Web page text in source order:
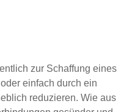
zur Schaffung eines
einfach durch ein
reduzieren. Wie aus